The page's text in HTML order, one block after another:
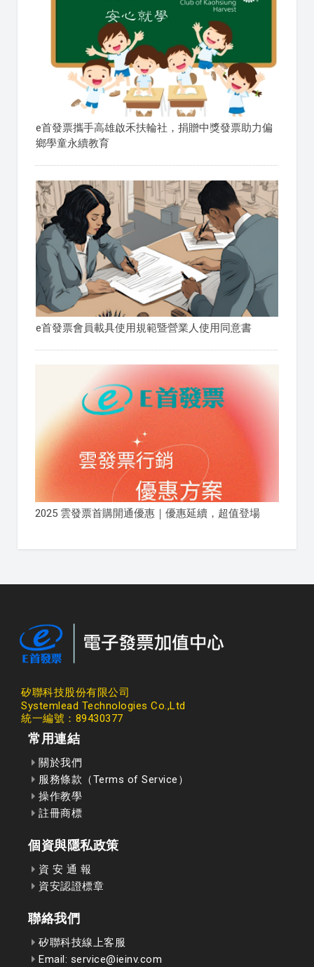
e首發票攜手高雄啟禾扶輪社，捐贈中獎發票助力偏
鄉學童永續教育
e首發票會員載具使用規範暨營業人使用同意書
2025 雲發票首購開通優惠｜優惠延續，超值登場
矽聯科技股份有限公司
Systemlead Technologies Co.,Ltd
統一編號：89430377
常用連結
關於我們
服務條款（Terms of Service）
操作教學
註冊商標
個資與隱私政策
資 安 通 報
資安認證標章
聯絡我們
矽聯科技線上客服
Email: service@ieinv.com